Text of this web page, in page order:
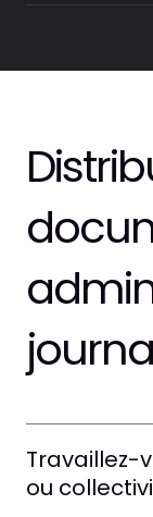
Travaillez-
ou